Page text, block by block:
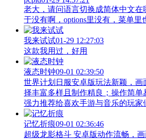
老大，请问语言切换成简体中文在
于没有啊，options里没有，菜单里
我来试试01-29 12:27:03
这款我用过，好用
液态时钟09-01 02:39:50
世界计划日服安卓版玩法新颖，画
择丰富多样且制作精良；操作简单
强力推荐给喜欢手游与音乐的玩家
记忆折痕09-01 02:36:46
超级龙影格斗 安卓版动作流畅，